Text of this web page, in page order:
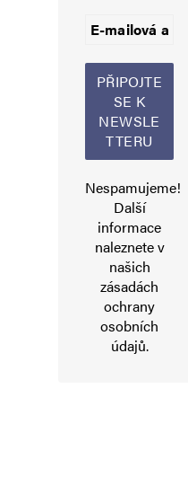
Uložit do prohlížeče jméno,
Informujte mě o nových
Informujte mě o nových příspěvcích
Alternative:
Nespamujeme!
Další
informace
naleznete v
našich
zásadách
ochrany
osobních
údajů.